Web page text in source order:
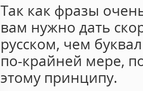
Так как фразы
вам нужно дать
русском, чем
по-крайней мере,
этому принципу.